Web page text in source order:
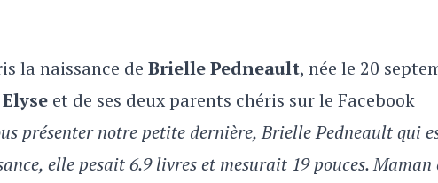
la naissance de Brielle Pedneault, née le 20
Elyse et de ses deux parents chéris sur le Facebook
présenter notre petite dernière, Brielle Pedneault qui
elle pesait 6.9 livres et mesurait 19 pouces. Maman